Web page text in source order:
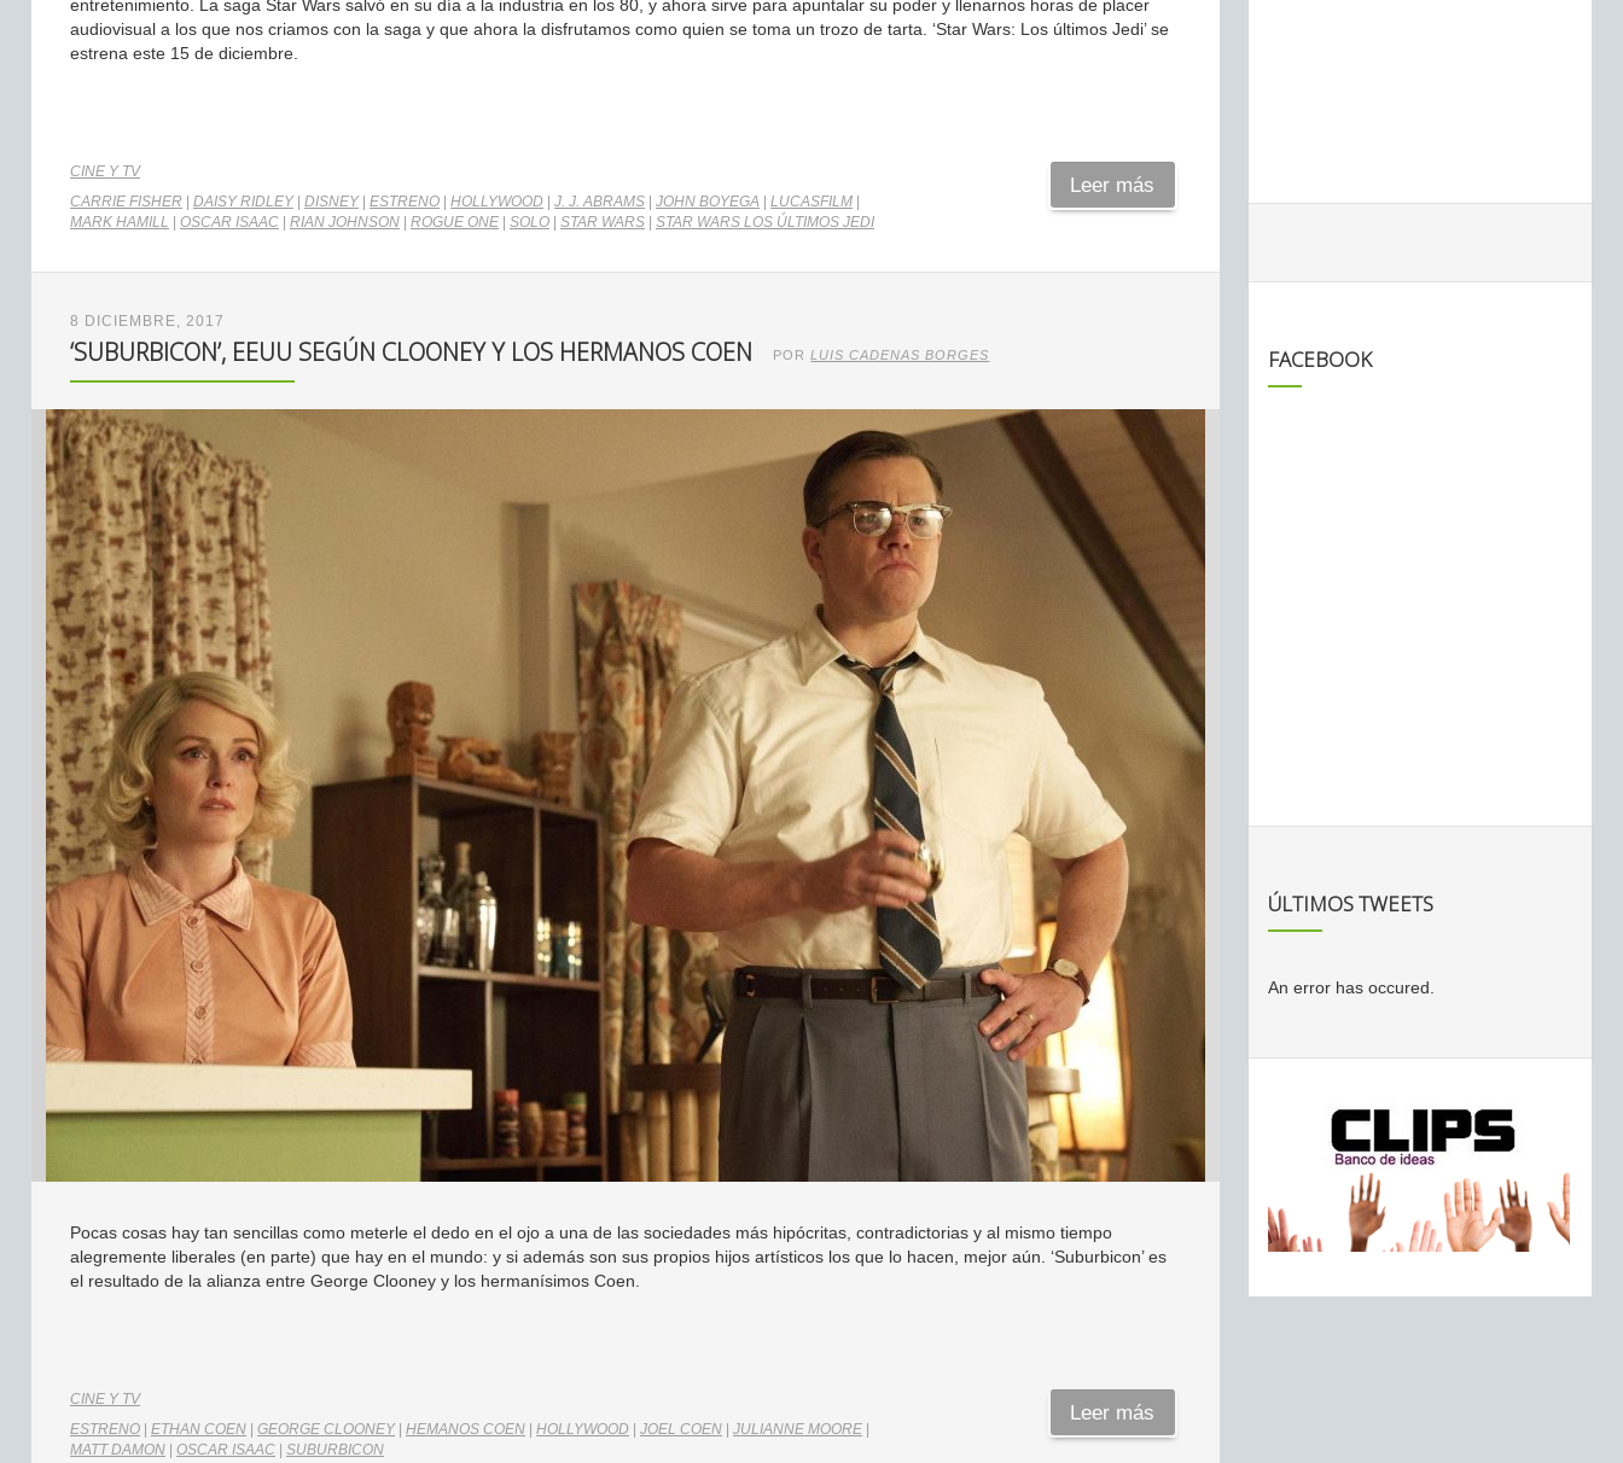
entretenimiento. La saga Star Wars salvó en su día a la industria en los 80, y ahora sirve para apuntalar su poder y llenarnos horas de placer
audiovisual a los que nos criamos con la saga y que ahora la disfrutamos como quien se toma un trozo de tarta. ‘Star Wars: Los últimos Jedi’ se
estrena este 15 de diciembre.
CINE Y TV
CARRIE FISHER
DAISY RIDLEY| DISNEY| ESTRENO HOLLYWOOD J. J. ABRAMS JOHN BOYEGA LUCASFILM
MARK HAMILL
OSCAR ISAAC RIAN JOHNSON ROGUE ONE SOLO STAR WARS STAR WARS LOS ÚLTIMOS JEDI
Leer más
8 DICIEMBRE, 2017
‘SUBURBICON’, EEUU SEGÚN CLOONEY Y LOS HERMANOS COEN PORLUIS CADENAS BORGES
Pocas cosas hay tan sencillas como meterle el dedo en el ojo a una de las sociedades más hipócritas, contradictorias y al mismo tiempo
alegremente liberales (en parte) que hay en el mundo: y si además son sus propios hijos artísticos los que lo hacen, mejor aún. ‘Suburbicon’ es
el resultado de la alianza entre George Clooney y los hermanísimos Coen.
CINE Y TV
ESTRENO
ETHAN COEN GEORGE CLOONEY| HEMANOS COEN HOLLYWOOD JOEL COEN JULIANNE MOORE
MATT DAMON
OSCAR ISAAC SUBURBICON
Leer más
FACEBOOK
ÚLTIMOS TWEETS
An error has occured.